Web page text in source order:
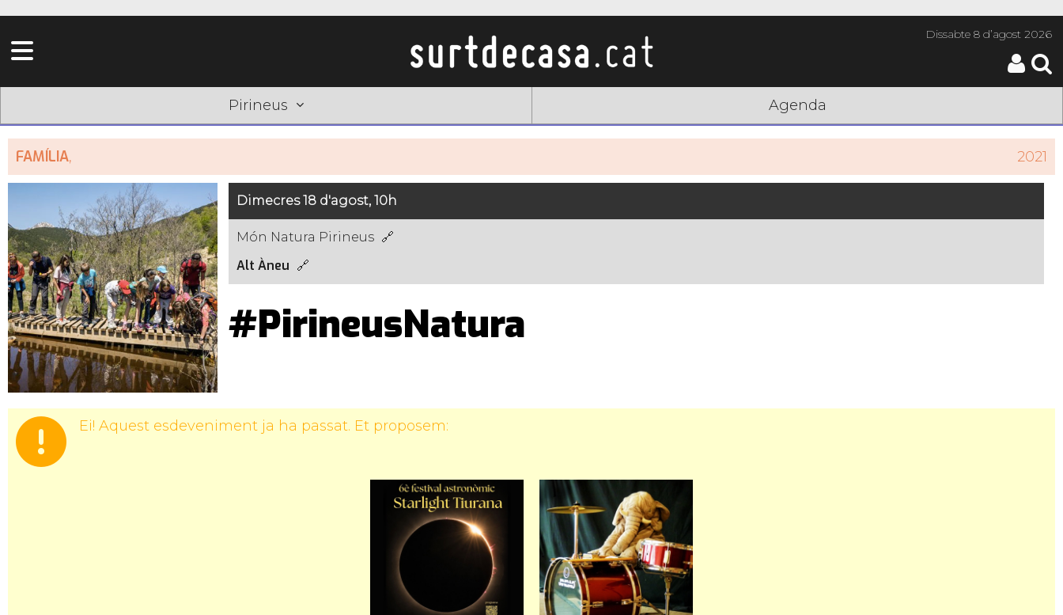
Dissabte8 d’agost 2026
Pirineus Agenda
FAMÍLIA, 2021
Dimecres 18 d'agost, 10h
Món Natura Pirineus
Alt Àneu
#PirineusNatura
Ei! Aquest esdeveniment ja ha passat. Et proposem: